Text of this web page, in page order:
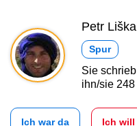
Petr Liška
Spur
Sie schrieb
ihn/sie
Ich war da Ich will